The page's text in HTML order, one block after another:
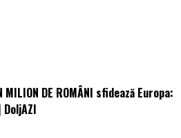
DE ROMÂNI sfidează Europa: